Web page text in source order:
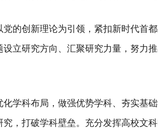
的创新理论为引领，紧扣新时代首
立研究方向、汇聚研究力量，努力
学科布局，做强优势学科、夯实基
，打破学科壁垒。充分发挥高校文